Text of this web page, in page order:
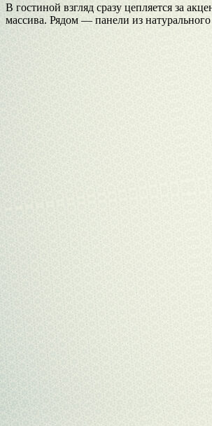
В гостиной взгляд сразу цепляется за
массива. Рядом — панели из натурального